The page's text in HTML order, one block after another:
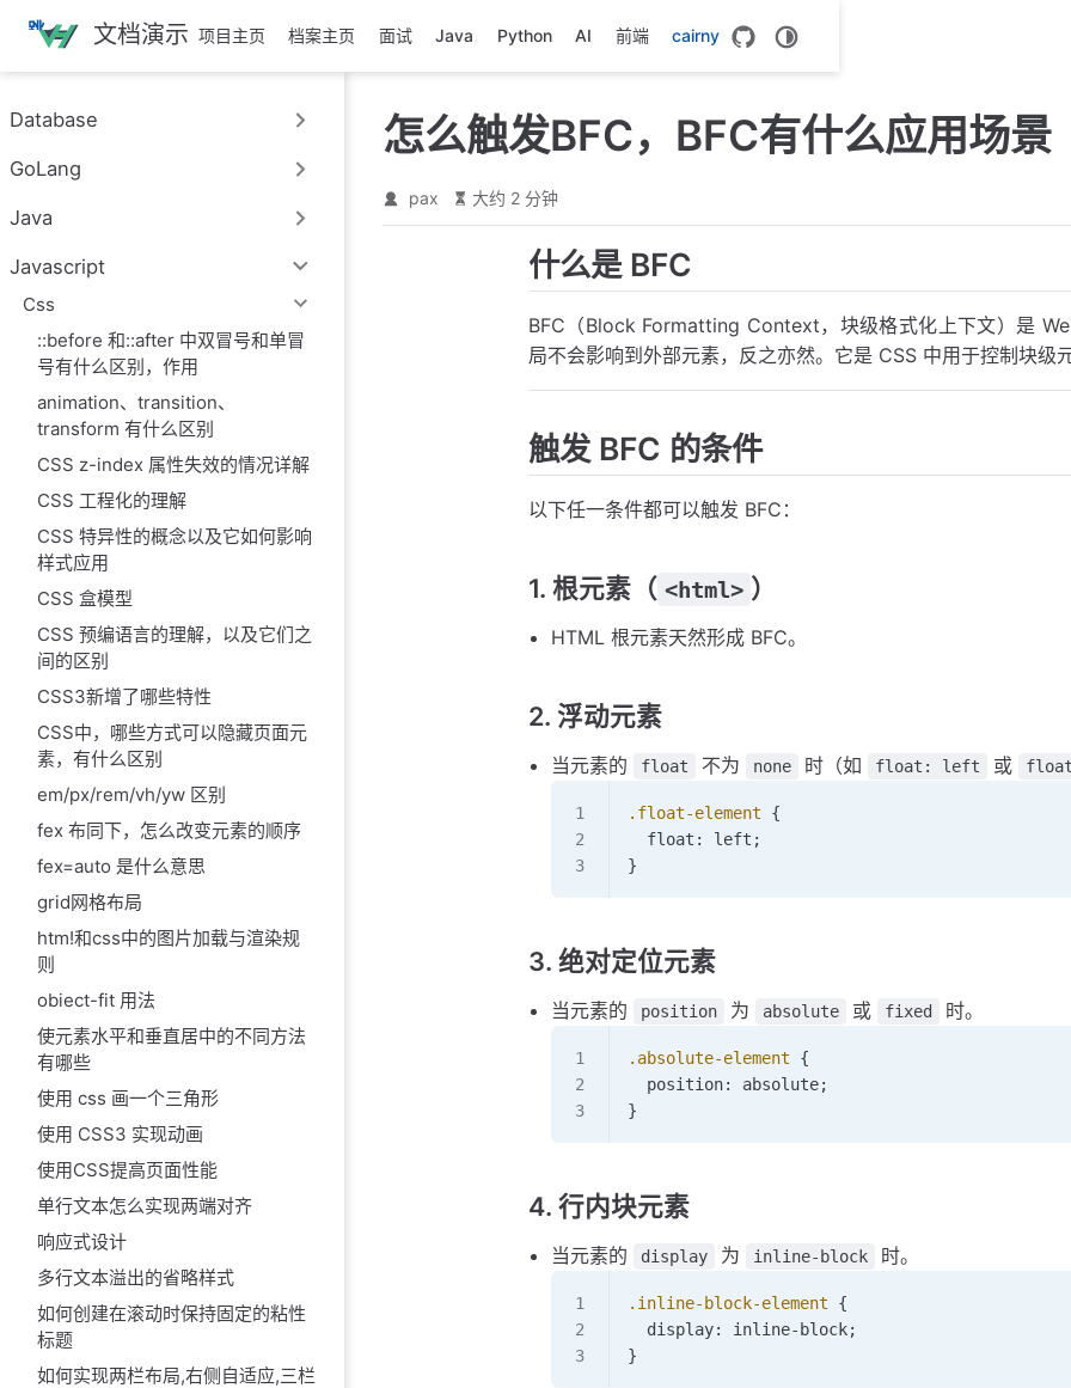
跳
主
內
文档演示 项目主页 档案主页 面试 Java Python AI 前端 cairny
Database
GoLang
Java
Javascript
Css
::before 和::after 中双冒号和单冒
号有什么区别，作用
animation、transition、
transform 有什么区别
CSS z-index 属性失效的情况详解
CSS 工程化的理解
CSS 特异性的概念以及它如何影响
样式应用
CSS 盒模型
CSS 预编语言的理解，以及它们之
间的区别
CSS3新增了哪些特性
CSS中，哪些方式可以隐藏页面元
素，有什么区别
em/px/rem/vh/yw 区别
fex 布同下，怎么改变元素的顺序
fex=auto 是什么意思
grid网格布局
htm!和css中的图片加载与渲染规
则
obiect-fit 用法
使元素水平和垂直居中的不同方法
有哪些
使用 css 画一个三角形
使用 CSS3 实现动画
使用CSS提高页面性能
单行文本怎么实现两端对齐
响应式设计
多行文本溢出的省略样式
如何创建在滚动时保持固定的粘性
标题
如何实现两栏布局,右侧自适应,三栏
怎么触发BFC，BFC有什么应用场景
pax 大约 2 分钟
什么是 BFC
BFC（Block Formatting Context，块级格式化上下文）是
局不会影响到外部元素，反之亦然。它是 CSS 中用于控制块级
触发 BFC 的条件
以下任一条件都可以触发 BFC：
1. 根元素（ <html> ）
HTML 根元素天然形成 BFC。
2. 浮动元素
当元素的 float 不为 none 时（如 float: left 或
.float-element {
  float:
left ;
}
3. 绝对定位元素
当元素的 position 为 absolute 或 fixed 时。
.absolute-element {
  position:
absolute;
}
4. 行内块元素
当元素的 display 为 inline-block 时。
.inline-block-element {
  display:
inline-block;
}